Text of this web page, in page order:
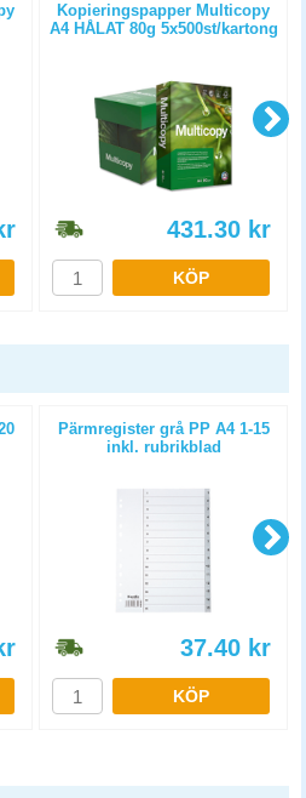
Kopieringspapper Multicopy
A4 HÅLAT 80g 5x500st/kartong
431.30 kr
KÖP
Pärmregister grå PP A4 1-15
inkl. rubrikblad
37.40 kr
KÖP